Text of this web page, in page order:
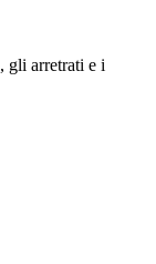
, gli arretrati e i